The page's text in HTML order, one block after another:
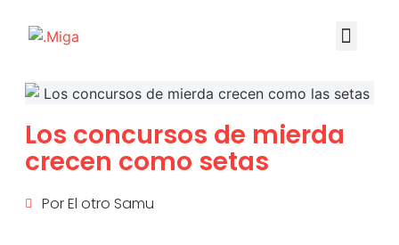
Los concursos de mierda
crecen como setas
PorEl otro Samu